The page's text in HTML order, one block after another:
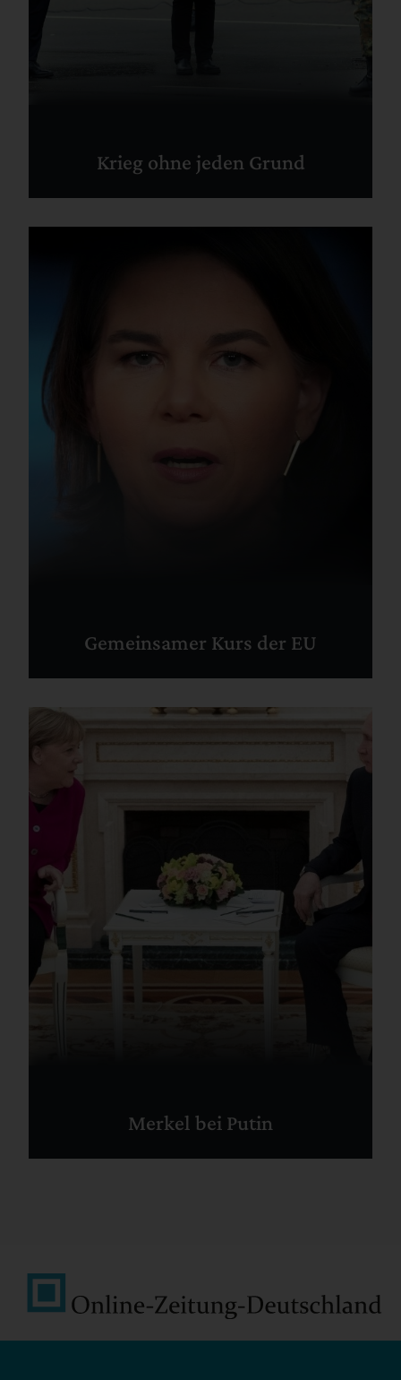
Krieg ohne jeden Grund
Gemeinsamer Kurs der EU
Merkel bei Putin